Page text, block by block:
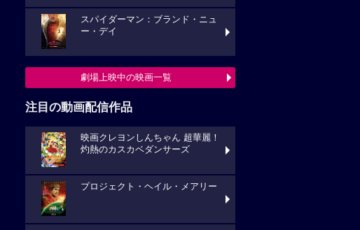
スパイダーマン：ブランド・ニュ
ー・デイ
劇場上映中の映画一覧
注目の動画配信作品
映画クレヨンしんちゃん 超華麗！
灼熱のカスカベダンサーズ
プロジェクト・ヘイル・メアリー